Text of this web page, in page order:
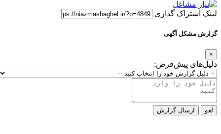
لینک اشتراک گذاری
گزارش مشکل آگهی
×
دلیل‌های پیش‌فرض:
لغو ارسال گزارش